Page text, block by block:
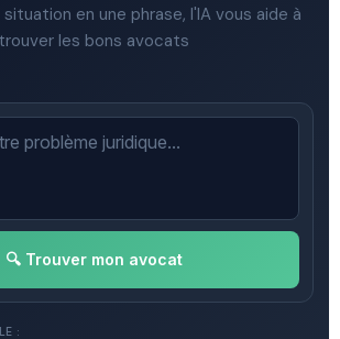
en une phrase, l'IA vous aide à
trouver les bons avocats
🔍 Trouver mon avocat
: